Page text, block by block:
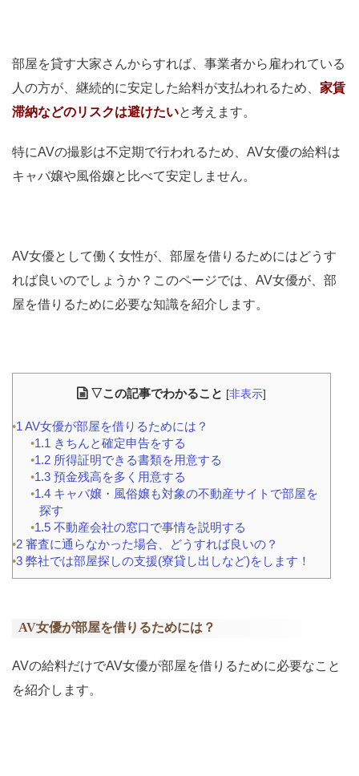
部屋を貸す大家さんからすれば、事業者から雇われている
人の方が、継続的に安定した給料が支払われるため、 家賃
滞納などのリスクは避けたいと考えます。
特にAVの撮影は不定期で行われるため、AV女優の給料は
キャバ嬢や風俗嬢と比べて安定しません。
AV女優として働く女性が、部屋を借りるためにはどうす
れば良いのでしょうか？このページでは、AV女優が、部
屋を借りるために必要な知識を紹介します。
▽この記事でわかること [非表示]
1 AV女優が部屋を借りるためには？
1.1 きちんと確定申告をする
1.2 所得証明できる書類を用意する
1.3 預金残高を多く用意する
1.4 キャバ嬢・風俗嬢も対象の不動産サイトで部屋を
探す
1.5 不動産会社の窓口で事情を説明する
2 審査に通らなかった場合、どうすれば良いの？
3 弊社では部屋探しの支援(寮貸し出しなど)をします！
AV女優が部屋を借りるためには？
AVの給料だけでAV女優が部屋を借りるために必要なこと
を紹介します。